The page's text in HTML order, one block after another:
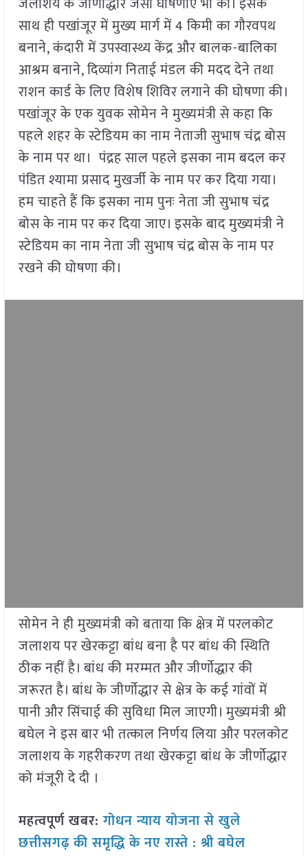
साथ ही पखांजूर में मुख्य मार्ग में 4 किमी का गौरवपथ
बनाने, कंदारी में उपस्वास्थ्य केंद्र और बालक-बालिका
आश्रम बनाने, दिव्यांग निताई मंडल की मदद देने तथा
राशन कार्ड के लिए विशेष शिविर लगाने की घोषणा की।
पखांजूर के एक युवक सोमेन ने मुख्यमंत्री से कहा कि
पहले शहर के स्टेडियम का नाम नेताजी सुभाष चंद्र बोस
के नाम पर था। पंद्रह साल पहले इसका नाम बदल कर
पंडित श्यामा प्रसाद मुखर्जी के नाम पर कर दिया गया।
हम चाहते हैं कि इसका नाम पुनः नेता जी सुभाष चंद्र
बोस के नाम पर कर दिया जाए। इसके बाद मुख्यमंत्री ने
स्टेडियम का नाम नेता जी सुभाष चंद्र बोस के नाम पर
रखने की घोषणा की।
सोमेन ने ही मुख्यमंत्री को बताया कि क्षेत्र में परलकोट
जलाशय पर खेरकट्टा बांध बना है पर बांध की स्थिति
ठीक नहीं है। बांध की मरम्मत और जीर्णाेद्धार की
जरूरत है। बांध के जीर्णाेद्धार से क्षेत्र के कई गांवों में
पानी और सिंचाई की सुविधा मिल जाएगी। मुख्यमंत्री श्री
बघेल ने इस बार भी तत्काल निर्णय लिया और परलकोट
जलाशय के गहरीकरण तथा खेरकट्टा बांध के जीर्णाेद्धार
को मंजूरी दे दी ।
महत्वपूर्ण खबर:गोधन न्याय योजना से खुले
छत्तीसगढ़ की समृद्धि के नए रास्ते : श्री बघेल